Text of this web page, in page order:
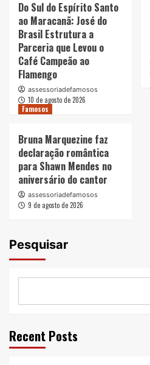
Do Sul do Espírito Santo
ao Maracanã: José do
Brasil Estrutura a
Parceria que Levou o
Café Campeão ao
Flamengo
assessoriadefamosos
10 de agosto de 2026
Famosos
Bruna Marquezine faz
declaração romântica
para Shawn Mendes no
aniversário do cantor
assessoriadefamosos
9 de agosto de 2026
Pesquisar
Recent Posts